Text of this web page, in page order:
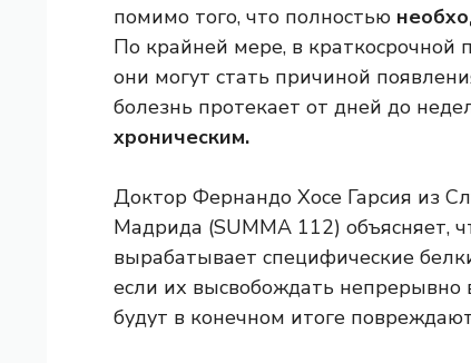
помимо того, что полностью
По крайней мере, в краткосрочной
они могут стать причиной
болезнь протекает от дней до
хроническим.
Доктор Фернандо Хосе Гарсия из
Мадрида (SUMMA 112) объясняет,
вырабатывает специфические
если их высвобождать непрерывно
будут в конечном итоге